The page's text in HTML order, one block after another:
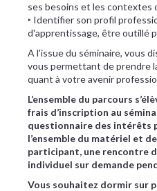
ses besoins et les contextes
‣ Identifier son profil
d'apprentissage, être outillé
A l'issue du séminaire, vous
vous permettant de prendre
quant à votre avenir
L’ensemble du parcours
frais d’inscription au
questionnaire des intérêts
l’ensemble du matériel et
participant, une rencontre
individuel sur demande
Vous souhaitez dormir sur